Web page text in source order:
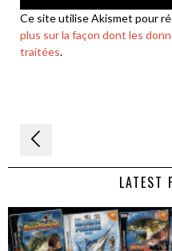
Ce site utilise Akismet pour
plus sur la façon dont les
traitées.
Navigation
de LATEST